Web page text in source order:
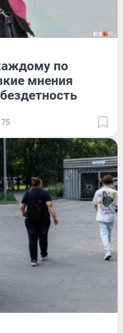
по
мнения